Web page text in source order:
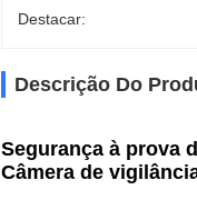
Destacar:
Descrição Do
Segurança à prova
Câmera de